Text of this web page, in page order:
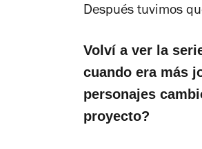
Después tuvimos
Volví a ver la
cuando era más
personajes
proyecto?